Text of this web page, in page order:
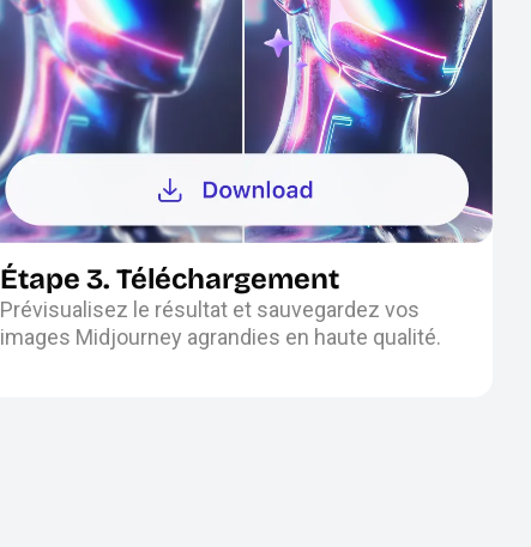
Étape 3. Téléchargement
Prévisualisez le résultat et sauvegardez vos
images Midjourney agrandies en haute qualité.